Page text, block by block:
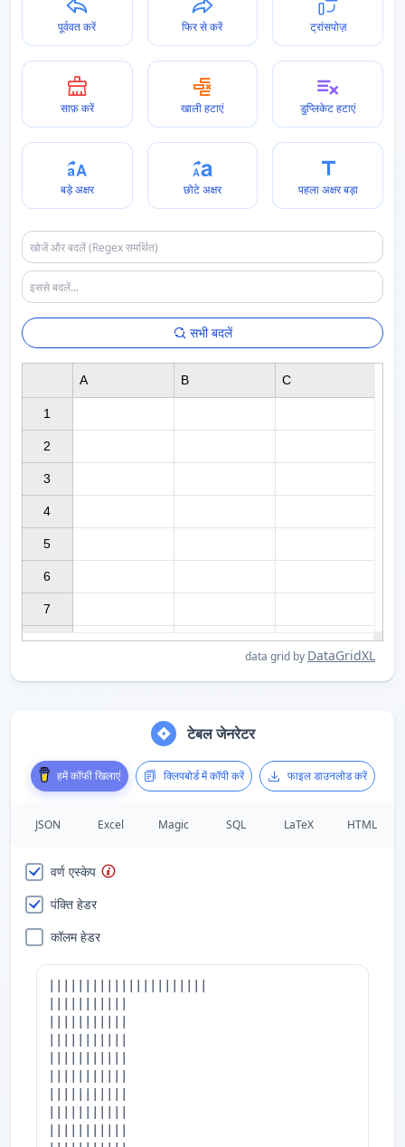
पूर्ववत करें फिर से करें ट्रांसपोज़
साफ़ करें खाली हटाएं डुप्लिकेट हटाएं
बड़े अक्षर छोटे अक्षर पहला अक्षर बड़ा
सभी बदलें
1
2
3
4
5
6
7
A B C
data grid by DataGridXL
टेबल जेनरेटर
हमें कॉफी खिलाएं क्लिपबोर्ड में कॉपी करें फाइल डाउनलोड करें
JSON Excel Magic SQL LaTeX HTML
वर्ण एस्केप
पंक्ति हेडर
कॉलम हेडर